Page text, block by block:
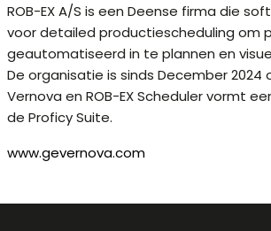
ROB-EX A/S is een Deense firma die
voor detailed productiescheduling om
geautomatiseerd in te plannen en
De organisatie is sinds December 2024
Vernova en ROB-EX Scheduler vormt
de Proficy Suite.
www.gevernova.com